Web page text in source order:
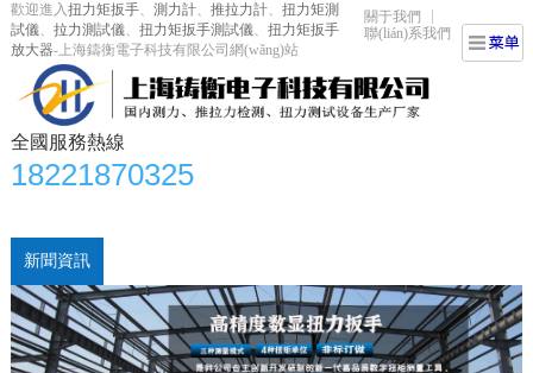
歡迎進入扭力矩扳手、 測力計、 推拉力計、 扭力矩測
試儀、 拉力測試儀、 扭力矩扳手測試儀、 扭力矩扳手
放大器-上海鑄衡電子科技有限公司網(wǎng)站
關于我們
聯(lián)系我們
全國服務熱線
18221870325
新聞資訊